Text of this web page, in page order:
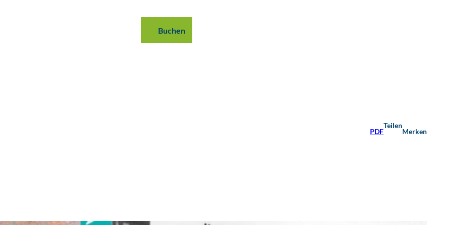
Buchen
PDF
Teilen
Merken